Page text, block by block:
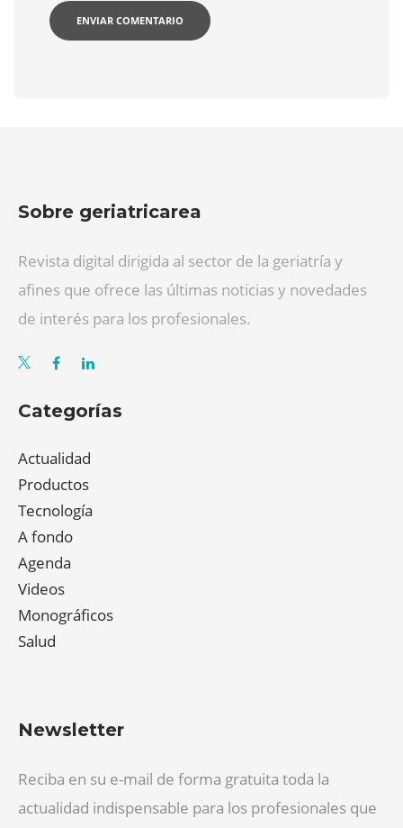
Sobre geriatricarea
Revista digital dirigida al sector de la geriatría y
afines que ofrece las últimas noticias y novedades
de interés para los profesionales.
Categorías
Actualidad
Productos
Tecnología
A fondo
Agenda
Videos
Monográficos
Salud
Newsletter
Reciba en su e-mail de forma gratuita toda la
actualidad indispensable para los profesionales que